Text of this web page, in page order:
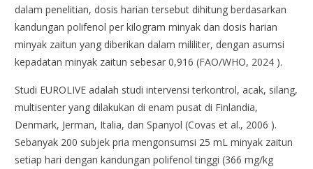
dalam penelitian, dosis harian tersebut dihitung berdasarkan
kandungan polifenol per kilogram minyak dan dosis harian
minyak zaitun yang diberikan dalam mililiter, dengan asumsi
kepadatan minyak zaitun sebesar 0,916 (FAO/WHO, 2024 ).
Studi EUROLIVE adalah studi intervensi terkontrol, acak, silang,
multisenter yang dilakukan di enam pusat di Finlandia,
Denmark, Jerman, Italia, dan Spanyol (Covas et al., 2006 ).
Sebanyak 200 subjek pria mengonsumsi 25 mL minyak zaitun
setiap hari dengan kandungan polifenol tinggi (366 mg/kg